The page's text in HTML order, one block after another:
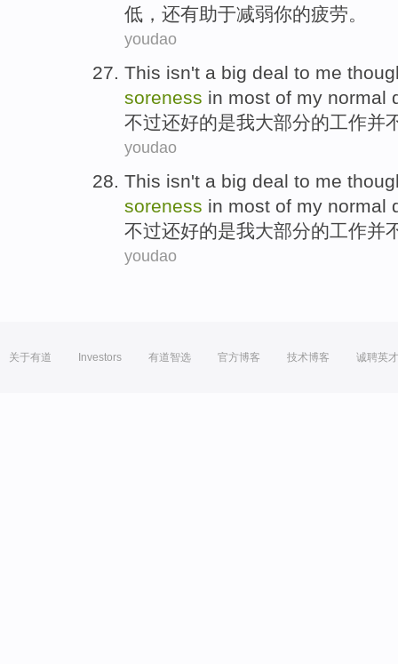
低， 还有助于减弱你的疲劳。
youdao
This isn't a big deal to me
soreness in most of my normal
不过还好的是我大部分的工作并
youdao
This isn't a big deal to me
soreness in most of my normal
不过还好的是我大部分的工作并
youdao
关于有道 Investors 有道智选 官方博客 技术博客 诚聘英才